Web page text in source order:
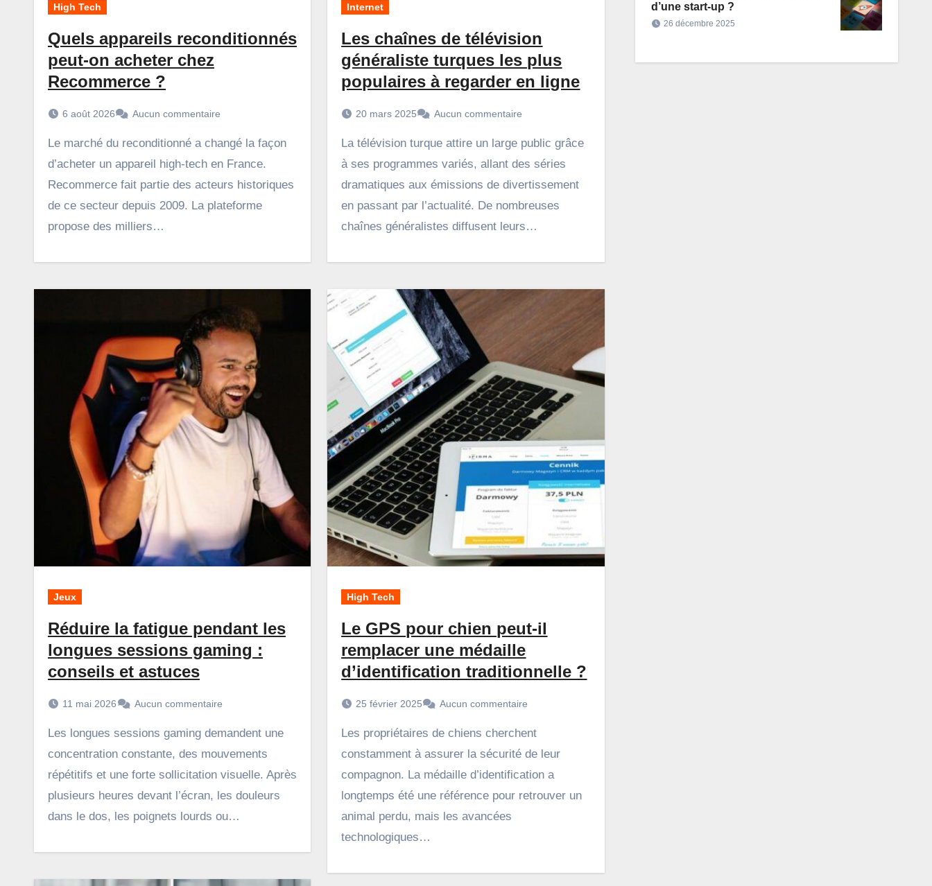
High Tech
Quels appareils reconditionnés
peut-on acheter chez
Recommerce ?
6 août 2026 Aucun commentaire
Le marché du reconditionné a changé la façon
d’acheter un appareil high-tech en France.
Recommerce fait partie des acteurs historiques
de ce secteur depuis 2009. La plateforme
propose des milliers…
Jeux
Réduire la fatigue pendant les
longues sessions gaming :
conseils et astuces
11 mai 2026 Aucun commentaire
Les longues sessions gaming demandent une
concentration constante, des mouvements
répétitifs et une forte sollicitation visuelle. Après
plusieurs heures devant l’écran, les douleurs
dans le dos, les poignets lourds ou…
Internet
Les chaînes de télévision
généraliste turques les plus
populaires à regarder en ligne
20 mars 2025 Aucun commentaire
La télévision turque attire un large public grâce
à ses programmes variés, allant des séries
dramatiques aux émissions de divertissement
en passant par l’actualité. De nombreuses
chaînes généralistes diffusent leurs…
High Tech
Le GPS pour chien peut-il
remplacer une médaille
d’identification traditionnelle ?
25 février 2025 Aucun commentaire
Les propriétaires de chiens cherchent
constamment à assurer la sécurité de leur
compagnon. La médaille d’identification a
longtemps été une référence pour retrouver un
animal perdu, mais les avancées
technologiques…
d’une start-up ?
26 décembre 2025